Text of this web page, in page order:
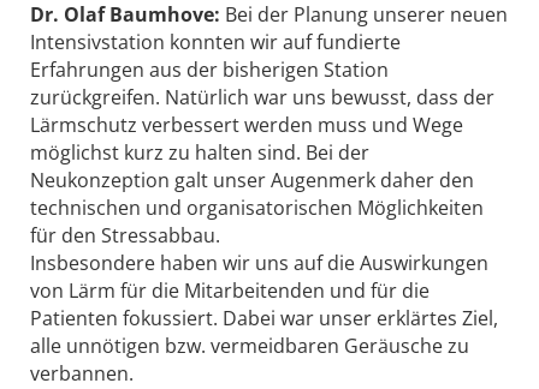
Dr. Olaf Baumhove: Bei der Planung unserer neuen
Intensivstation konnten wir auf fundierte
Erfahrungen aus der bisherigen Station
zurückgreifen. Natürlich war uns bewusst, dass der
Lärmschutz verbessert werden muss und Wege
möglichst kurz zu halten sind. Bei der
Neukonzeption galt unser Augenmerk daher den
technischen und organisatorischen Möglichkeiten
für den Stressabbau.
Insbesondere haben wir uns auf die Auswirkungen
von Lärm für die Mitarbeitenden und für die
Patienten fokussiert. Dabei war unser erklärtes Ziel,
alle unnötigen bzw. vermeidbaren Geräusche zu
verbannen.